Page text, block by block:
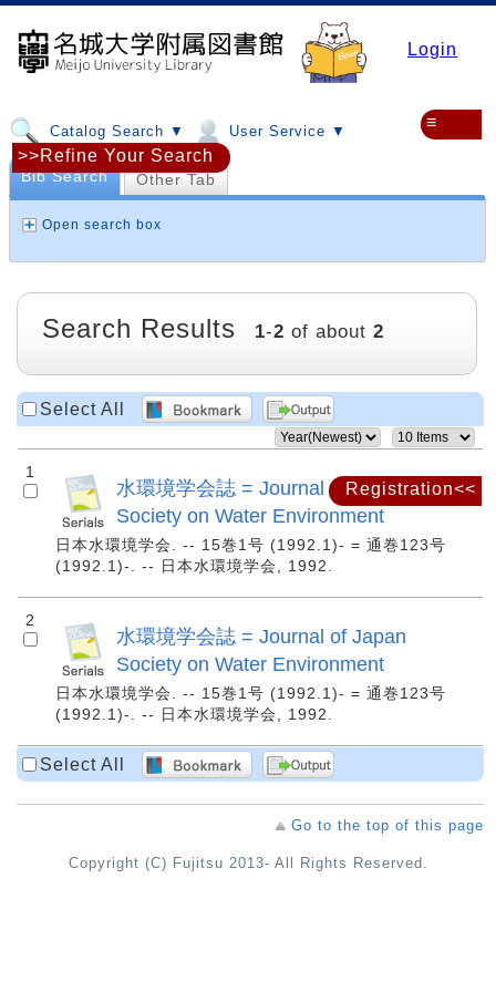
Login
Catalog Search ▼ User Service ▼ ≡
Registration<<
Bib Search Other Tab
Open search box
>>Refine Your Search
Search Results 1-2 of about 2
Select All
1
水環境学会誌 = Journal of Japan
Society on Water Environment
日本水環境学会. -- 15巻1号 (1992.1)- = 通巻123号
(1992.1)-. -- 日本水環境学会, 1992.
2
水環境学会誌 = Journal of Japan
Society on Water Environment
日本水環境学会. -- 15巻1号 (1992.1)- = 通巻123号
(1992.1)-. -- 日本水環境学会, 1992.
Select All
Go to the top of this page
Copyright (C) Fujitsu 2013- All Rights Reserved.